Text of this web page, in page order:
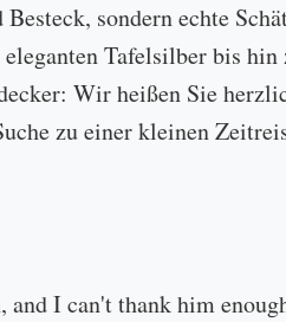
sondern echte
Tafelsilber bis
Wir heißen Sie
zu einer kleinen
I can't thank him